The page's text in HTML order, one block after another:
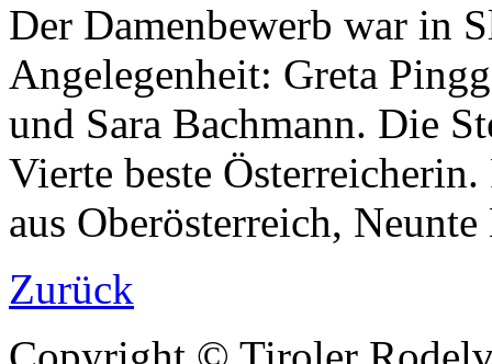
Der Damenbewerb war in
Angelegenheit: Greta
und Sara Bachmann. Die
Vierte beste
aus Oberösterreich,
Zurück